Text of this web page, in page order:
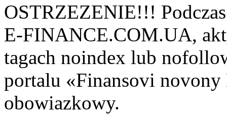
OSTRZEZENIE!!!
E-FINANCE.COM.UA,
tagach noindex lub
portalu «Finansovi
obowiazkowy.